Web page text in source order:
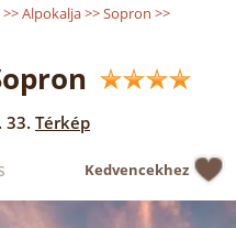
>>Alpokalja>>Sopron >>
33. Térkép
Kedvencekhez